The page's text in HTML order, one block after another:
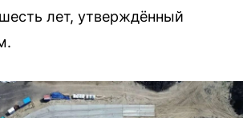
лет, утверждённый